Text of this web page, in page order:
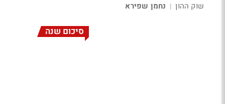
שוק ההון | נחמן שפירא
סיכום שנה